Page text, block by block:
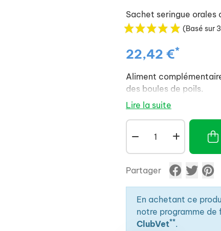
Sachet seringue orales
(Basé sur
22,42 €*
Aliment
des boules de poils.
Lire la suite
Partager
En achetant ce
notre programme
ClubVet**.